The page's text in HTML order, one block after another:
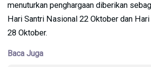
menuturkan penghargaan diberikan
Hari Santri Nasional 22 Oktober dan
28 Oktober.
Baca Juga